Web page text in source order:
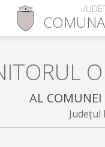
COMUNA
AL COMUNEI
Județul